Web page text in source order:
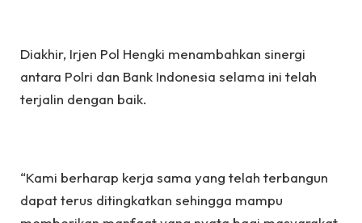
Diakhir, Irjen Pol Hengki menambahkan sinergi
antara Polri dan Bank Indonesia selama ini telah
terjalin dengan baik.
“Kami berharap kerja sama yang telah terbangun
dapat terus ditingkatkan sehingga mampu